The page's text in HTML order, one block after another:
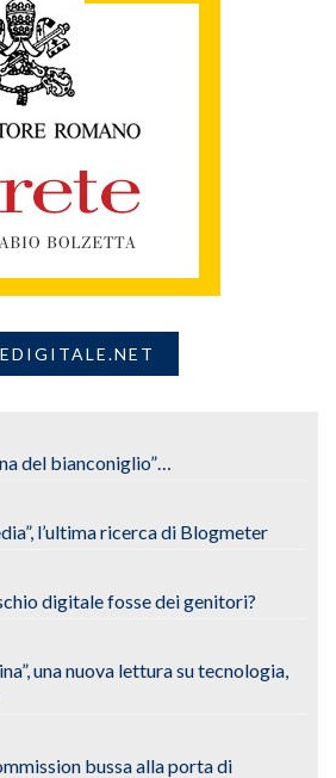
del bianconiglio”…
l’ultima ricerca di Blogmeter
digitale fosse dei genitori?
una nuova lettura su tecnologia,
bussa alla porta di